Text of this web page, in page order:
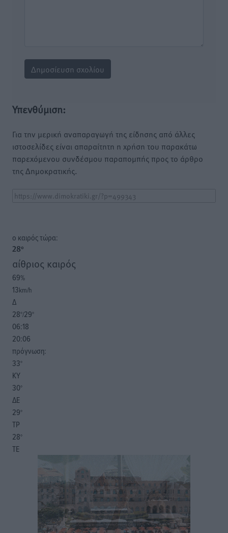
Υπενθύμιση:
Για την μερική αναπαραγωγή της είδησης από άλλες
ιστοσελίδες είναι απαραίτητη η χρήση του παρακάτω
παρεχόμενου συνδέσμου παραπομπής προς το άρθρο
της Δημοκρατικής.
o καιρός τώρα:
28°
αίθριος καιρός
69%
13km/h
Δ
28°/29°
06:18
20:06
πρόγνωση:
33°
ΚΥ
30°
ΔΕ
29°
ΤΡ
28°
ΤΕ